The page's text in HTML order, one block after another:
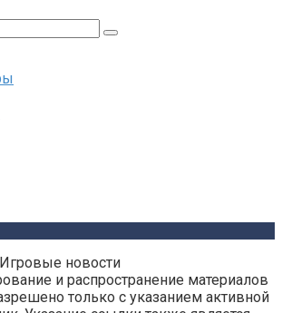
новости
и распространение материалов
только с указанием активной